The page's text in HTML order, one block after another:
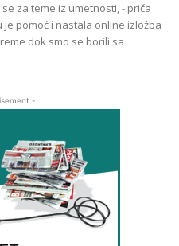
za teme iz umetnosti, - priča
je pomoć i nastala online izložba
dok smo se borili sa
-